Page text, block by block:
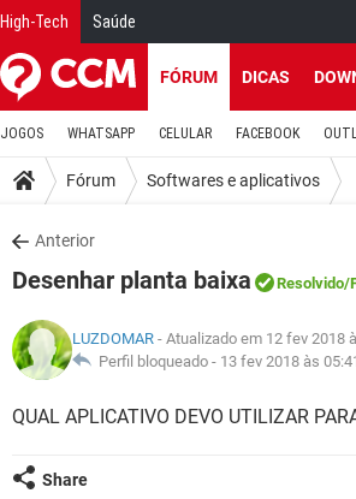
High-Tech Saúde
FÓRUM DICAS
JOGOS WHATSAPP CELULAR FACEBOOK
Fórum Softwares e aplicativos
Anterior
Desenhar planta baixa Resolvido/
LUZDOMAR - Atualizado em 12 fev 2018
Perfil bloqueado - 13 fev 2018 às
QUAL APLICATIVO DEVO UTILIZAR
Share